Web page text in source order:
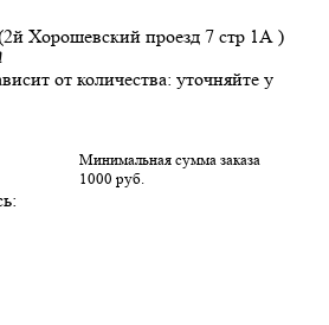
проезд 7 стр 1А )
от количества: уточняйте у
Минимальная сумма заказа
1000 руб.